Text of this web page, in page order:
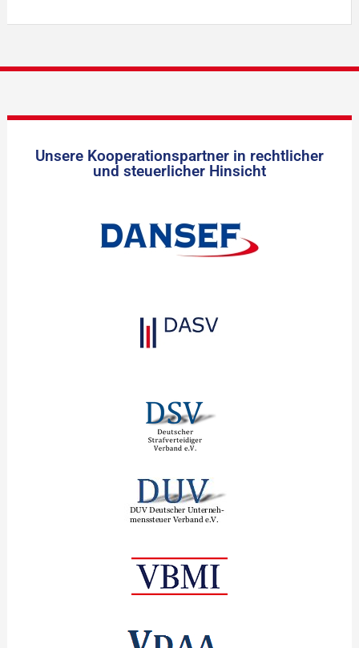
Unsere Kooperationspartner in rechtlicher
und steuerlicher Hinsicht